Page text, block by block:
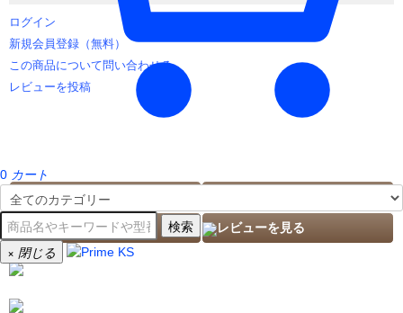
0 カート
検索
× 閉じる
ログイン
新規会員登録（無料）
この商品について問い合わせる
レビューを投稿
与える量
カロリー レビューを見る